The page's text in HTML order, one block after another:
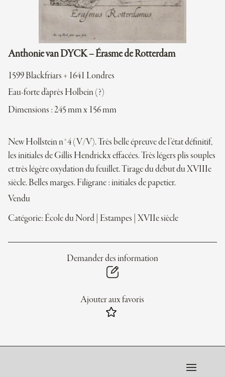
Anthonie van DYCK – Érasme de Rotterdam
1599 Blackfriars + 1641 Londres
Eau-forte d'après Holbein (?)
Dimensions : 245 mm x 156 mm
New Hollstein n°4 (V/V). Très belle épreuve de l’état définitif,
les initiales de Gillis Hendrickx effacées. Très légers plis souples
et très légère oxydation du feuillet. Tirage du début du XVIIIe
siècle. Belles marges. Filigrane : initiales de papetier.
Vendu
Catégorie: École du Nord Estampes XVIIe siècle
Demander des information
Ajouter aux favoris